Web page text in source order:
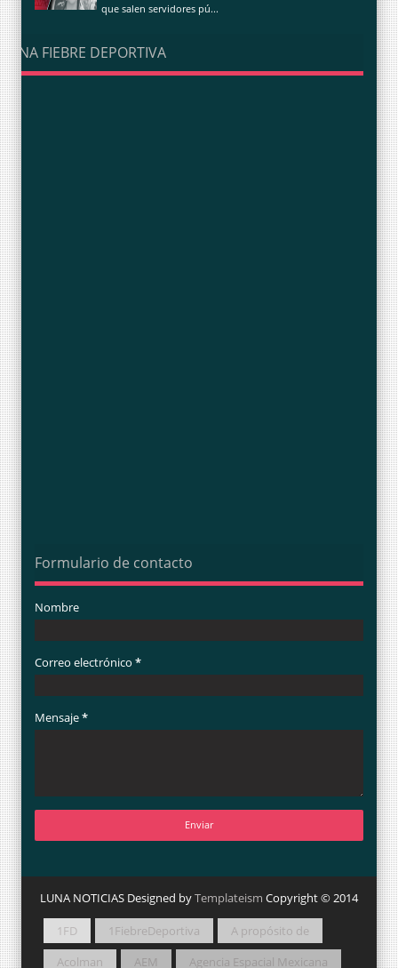
que salen servidores pú...
UNA FIEBRE DEPORTIVA
Formulario de contacto
Nombre
Correo electrónico *
Mensaje*
LUNA NOTICIAS Designed byTemplateism Copyright © 2014
1FD 1FiebreDeportiva
A propósito de
Acolman
AEM
Agencia Espacial Mexicana